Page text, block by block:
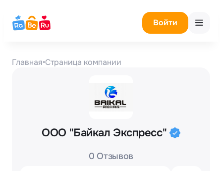
Войти
Главная•Страница компании
ООО "Байкал Экспресс"
0 Отзывов